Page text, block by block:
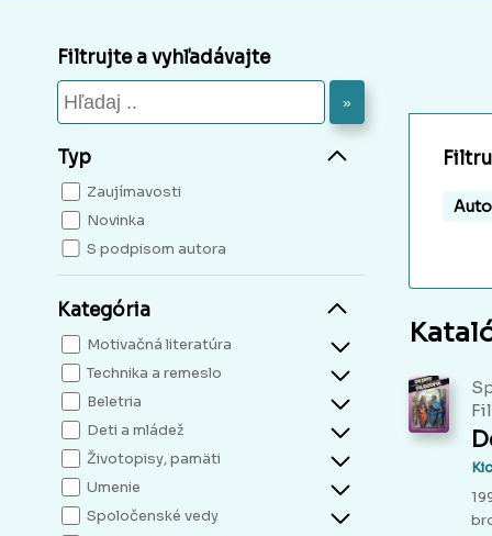
Filtrujte a vyhľadávajte
»
Typ
Zaujímavosti
Novinka
S podpisom autora
Kategória
Motivačná literatúra
Technika a remeslo
Beletria
Deti a mládež
Životopisy, pamäti
Umenie
Spoločenské vedy